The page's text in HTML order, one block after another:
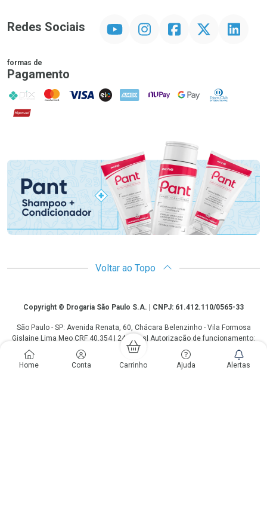
Home Conta Carrinho Ajuda Alertas
Redes Sociais InstagramFacebookTwitter Linkedin
formas de
Pagamento
PIX MasterCard
VISA ELO AMEX NuPay Google PayDiners Club
Hipercard
Voltar ao Topo
CopyrightCopyright © Drogaria São Paulo S.A. | CNPJ: 61.412.110/0565-33
São Paulo - SP: Avenida Renata, 60, Chácara Belenzinho - Vila Formosa
Gislaine Lima Meo CRF 40.354 | 24 horas| Autorização de funcionamento:
Processo: 2531.559767/2014-90 Autorização/MS: 7.31847.3 | As
informações contidas neste site, como promoções e ofertas de remédios e
medicamentos, não devem ser usadas para automedicação e não